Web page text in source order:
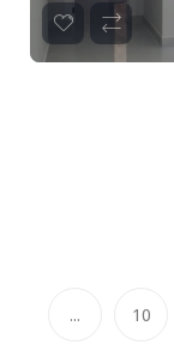
10
...